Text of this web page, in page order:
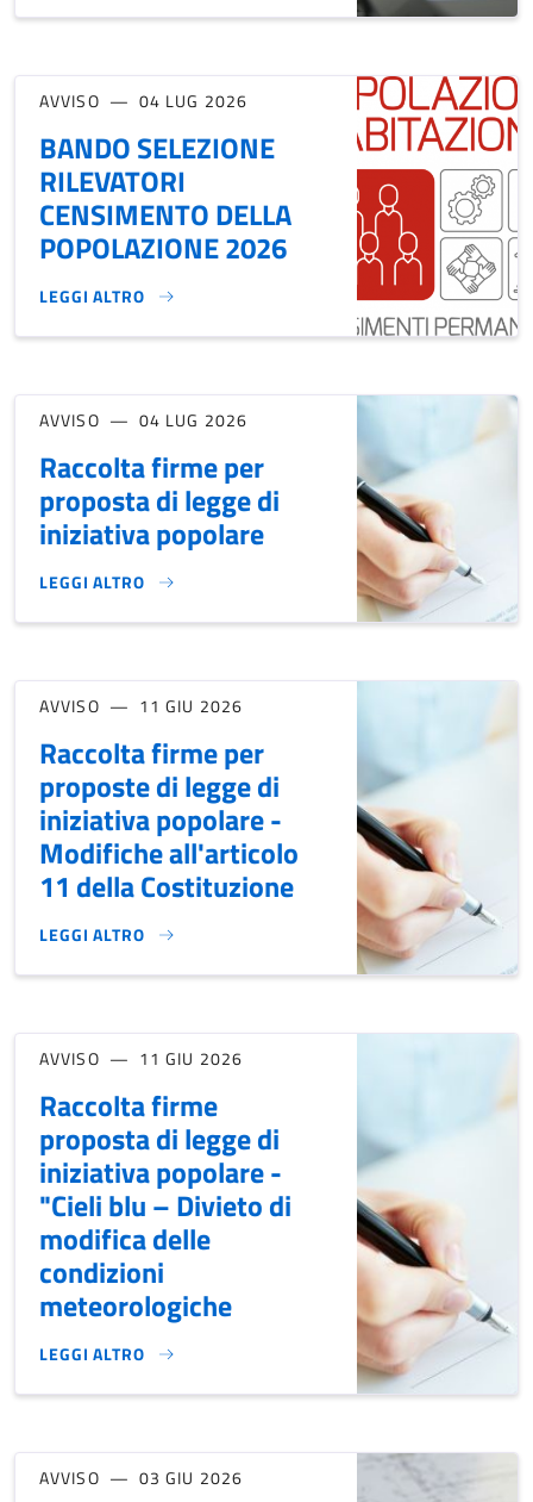
AVVISO 04 LUG 2026
BANDO SELEZIONE
RILEVATORI
CENSIMENTO DELLA
POPOLAZIONE 2026
LEGGI ALTRO
BANDO SELEZIONE RILEVATORI CENSIMENTO DELLA
AVVISO 04 LUG 2026
Raccolta firme per
proposta di legge di
iniziativa popolare
LEGGI ALTRO
RACCOLTA FIRME PER PROPOSTA DI LEGGE DI INIZIATIVA
AVVISO 11 GIU 2026
Raccolta firme per
proposte di legge di
iniziativa popolare -
Modifiche all'articolo
11 della Costituzione
LEGGI ALTRO
RACCOLTA FIRME PER PROPOSTE DI LEGGE DI INIZIATIVA
AVVISO 11 GIU 2026
Raccolta firme
proposta di legge di
iniziativa popolare -
"Cieli blu – Divieto di
modifica delle
condizioni
meteorologiche
LEGGI ALTRO
RACCOLTA FIRME PROPOSTA DI LEGGE DI INIZIATIVA
AVVISO 03 GIU 2026